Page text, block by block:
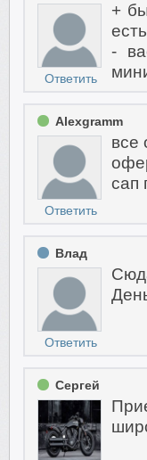
Ответить
+
-
Alexgramm
Ответить
все
сап
Влад
Ответить
Сергей